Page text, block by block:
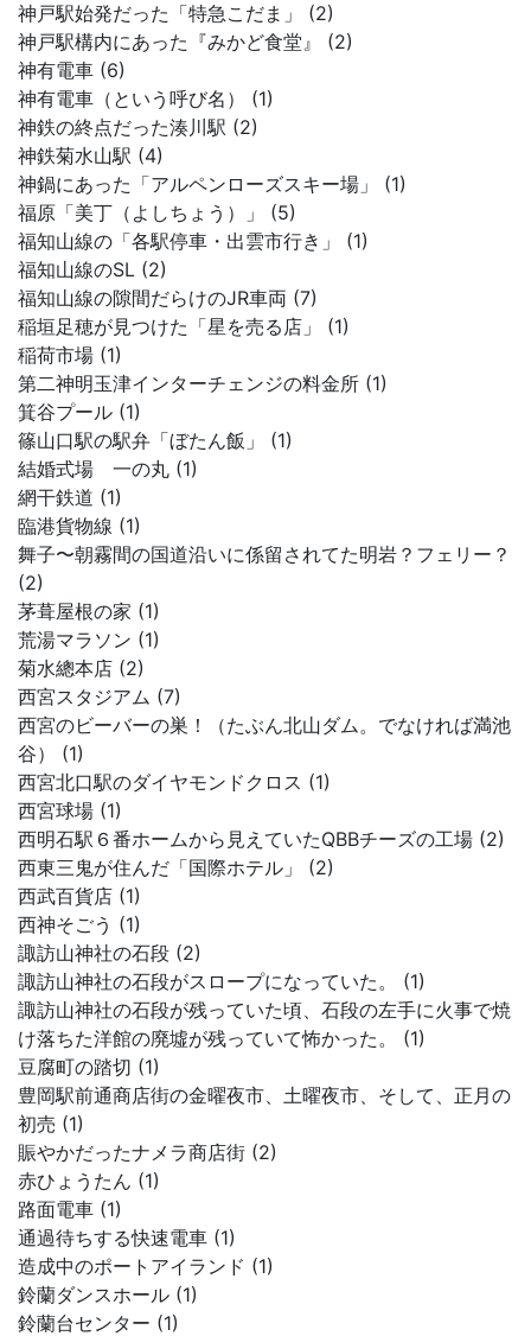
神戸駅始発だった「特急こだま」 (2)
神戸駅構内にあった『みかど食堂』 (2)
神有電車 (6)
神有電車（という呼び名） (1)
神鉄の終点だった湊川駅 (2)
神鉄菊水山駅 (4)
神鍋にあった「アルペンローズスキー場」 (1)
福原「美丁（よしちょう）」 (5)
福知山線の「各駅停車・出雲市行き」 (1)
福知山線のSL (2)
福知山線の隙間だらけのJR車両 (7)
稲垣足穂が見つけた「星を売る店」 (1)
稲荷市場 (1)
第二神明玉津インターチェンジの料金所 (1)
箕谷プール (1)
篠山口駅の駅弁「ぼたん飯」 (1)
結婚式場 一の丸 (1)
網干鉄道 (1)
臨港貨物線 (1)
舞子〜朝霧間の国道沿いに係留されてた明岩？フェリー？
(2)
茅葺屋根の家 (1)
荒湯マラソン (1)
菊水總本店 (2)
西宮スタジアム (7)
西宮のビーバーの巣！（たぶん北山ダム。でなければ満池
谷） (1)
西宮北口駅のダイヤモンドクロス (1)
西宮球場 (1)
西明石駅６番ホームから見えていたQBBチーズの工場 (2)
西東三鬼が住んだ「国際ホテル」 (2)
西武百貨店 (1)
西神そごう (1)
諏訪山神社の石段 (2)
諏訪山神社の石段がスロープになっていた。 (1)
諏訪山神社の石段が残っていた頃、石段の左手に火事で焼
け落ちた洋館の廃墟が残っていて怖かった。 (1)
豆腐町の踏切 (1)
豊岡駅前通商店街の金曜夜市、土曜夜市、そして、正月の
初売 (1)
賑やかだったナメラ商店街 (2)
赤ひょうたん (1)
路面電車 (1)
通過待ちする快速電車 (1)
造成中のポートアイランド (1)
鈴蘭ダンスホール (1)
鈴蘭台センター (1)